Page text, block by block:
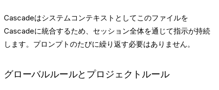
Cascadeはシステムコンテキストとしてこのファイルを
Cascadeに統合するため、セッション全体を通じて指示が持続
します。プロンプトのたびに繰り返す必要はありません。
グローバルルールとプロジェクトルール